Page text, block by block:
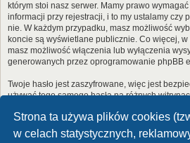
Strona ta używa plików cookies
w celach statystycznych,
którym stoi nasz serwer. Mamy prawo
informacji przy rejestracji, i to my ustalamy czy
nie. W każdym przypadku, masz możliwość
koncie są wyświetlane publicznie. Co więcej,
masz możliwość włączenia lub wyłączenia
generowanych przez oprogramowanie phpBB
Twoje hasło jest zaszyfrowane, więc jest
używać tego samego hasła na różnych
umożliwia dostęp do twojego konta na „Forum
w żadnym wypadku nie podawajnikomu. Jeśli
pamiętam hasła”. Witryna poprosi cię o
e-mail. Po podaniu tych danych zostanie